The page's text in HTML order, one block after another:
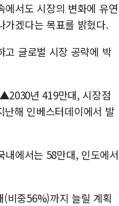
서도 시장의 변화에 유연
가겠다는 목표를 밝혔다.
고 글로벌 시장 공략에 박
년 419만대, 시장점
해 인베스터데이에서 발
에서는 58만대, 인도에서
비중56%)까지 늘릴 계획